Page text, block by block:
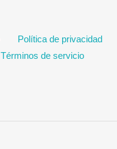
Política de privacidad
Términos de servicio